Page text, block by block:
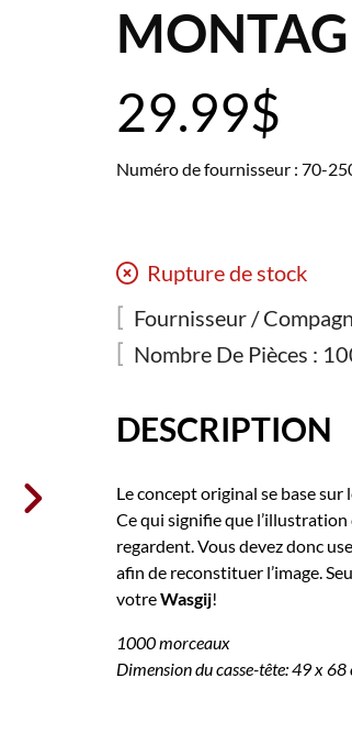

29.99$
Numéro de fournisseur : 70-
Rupture de stock
Fournisseur /
Nombre De Pièces :
DESCRIPTION
Le concept original se base sur
Ce qui signifie que
regardent. Vous devez donc
afin de reconstituer l’image.
votreWasgij!
1000 morceaux
Dimension du casse-tête: 49 x 68